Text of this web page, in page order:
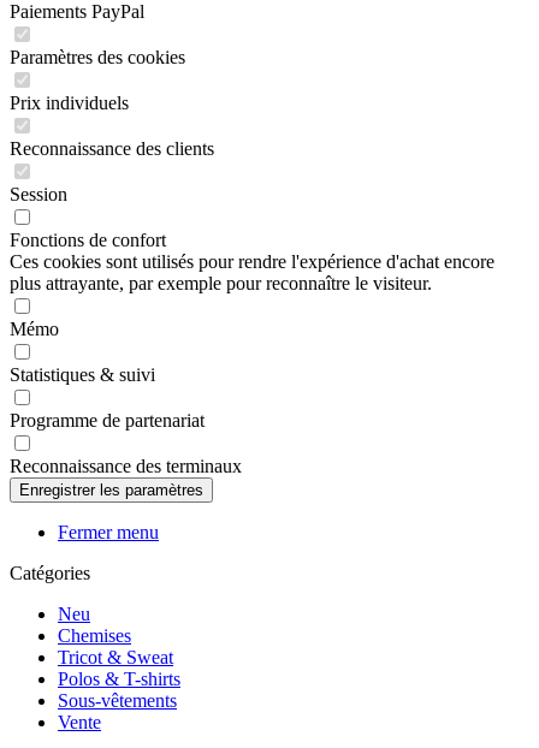
Paiements PayPal
Paramètres des cookies
Prix individuels
Reconnaissance des clients
Session
Fonctions de confort
Ces cookies sont utilisés pour rendre l'expérience d'achat encore
plus attrayante, par exemple pour reconnaître le visiteur.
Mémo
Statistiques & suivi
Programme de partenariat
Reconnaissance des terminaux
Fermer menu
Catégories
Neu
Chemises
Tricot & Sweat
Polos & T-shirts
Sous-vêtements
Vente